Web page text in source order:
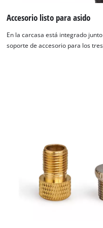
Accesorio listo para asido
En la carcasa está integrado
soporte de accesorio para los